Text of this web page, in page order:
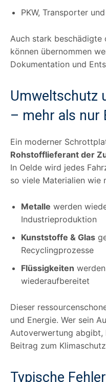
PKW, Transporter
Auch stark beschädigte
können übernommen
Dokumentation und
Umweltschutz
– mehr als nur
Ein moderner
Rohstofflieferant der
In Oelde wird jedes
so viele Materialien wie
Metalle werden
Industrieproduktion
Kunststoffe & Glas
Recyclingprozesse
Flüssigkeiten
wiederaufbereitet
Dieser
und Energie. Wer sein
Autoverwertung
Beitrag zum
Typische